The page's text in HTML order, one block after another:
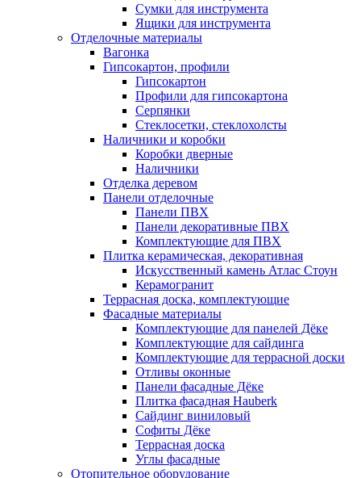
Сумки для инструмента
Ящики для инструмента
Отделочные материалы
Вагонка
Гипсокартон, профили
Гипсокартон
Профили для гипсокартона
Серпянки
Стеклосетки, стеклохолсты
Наличники и коробки
Коробки дверные
Наличники
Отделка деревом
Панели отделочные
Панели ПВХ
Панели декоративные ПВХ
Комплектующие для ПВХ
Плитка керамическая, декоративная
Искусственный камень Атлас Стоун
Керамогранит
Террасная доска, комплектующие
Фасадные материалы
Комплектующие для панелей Дёке
Комплектующие для сайдинга
Комплектующие для террасной доски
Отливы оконные
Панели фасадные Дёке
Плитка фасадная Hauberk
Сайдинг виниловый
Софиты Дёке
Террасная доска
Углы фасадные
Отопительное оборудование